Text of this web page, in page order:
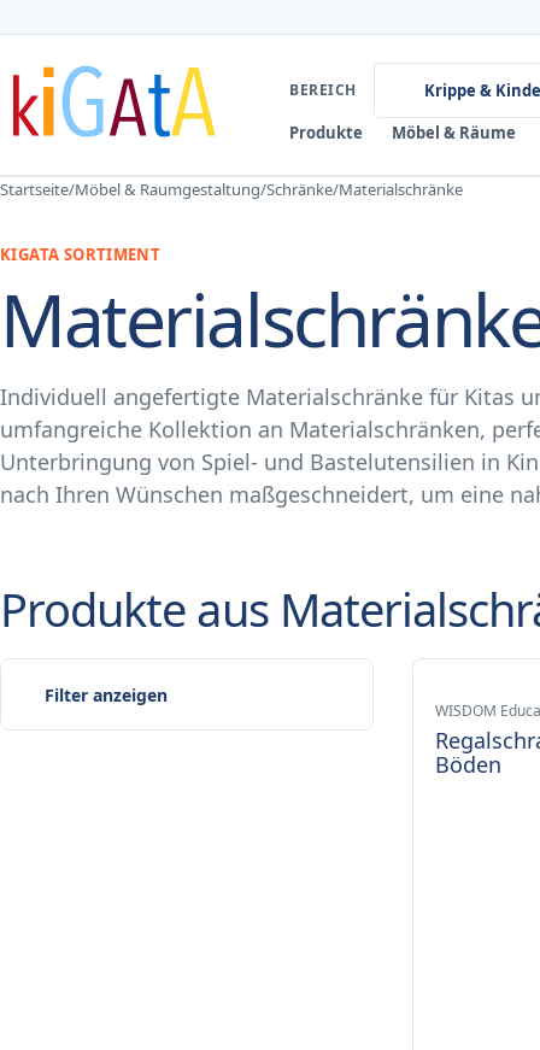
BEREICH
Krippe &
Produkte
Möbel & Räume
Startseite/Möbel & Raumgestaltung/Schränke/Materialschränke
KIGATA SORTIMENT
Individuell angefertigte Materialschränke für Kitas
umfangreiche Kollektion an Materialschränken,
Unterbringung von Spiel- und Bastelutensilien in
nach Ihren Wünschen maßgeschneidert, um eine
Produkte aus
Filter anzeigen
WISDOM
Böden